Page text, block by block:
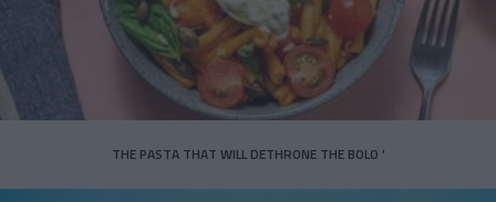
THE PASTA THAT WILL DETHRONE THE BOLO '